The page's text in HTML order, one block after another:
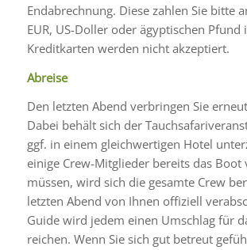
Endabrechnung. Diese zahlen Sie bitte
EUR, US-Doller oder ägyptischen Pfund
Kreditkarten werden nicht akzeptiert.
Abreise
Den letzten Abend verbringen Sie
Dabei behält sich der
ggf. in einem gleichwertigen Hotel
einige Crew-Mitglieder bereits das Boot
müssen, wird sich die gesamte Crew
letzten Abend von Ihnen offiziell
Guide wird jedem einen Umschlag für
reichen. Wenn Sie sich gut betreut